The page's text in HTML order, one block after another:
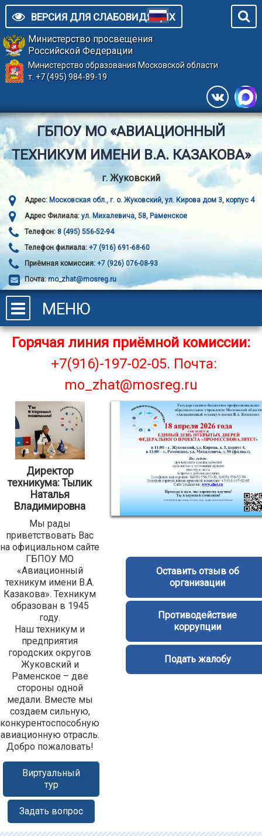
ВЕРСИЯ ДЛЯ СЛАБОВИДЯЩИХ
Министерство просвещения
Российской Федерации
Министерство образования Московской области
т. +7 (495) 984-89-19
ГБПОУ МО «АВИАЦИОННЫЙ
ТЕХНИКУМ ИМЕНИ В.А. КАЗАКОВА»
г. Жуковский
Адрес: Московская обл., г. о. Жуковский, ул. Кирова дом 3, корпус 4
Адрес Филиала: ул. Михалевича, 58, Раменское
Телефон: 8 (495) 556-52-94
Телефон филиала:+7 (916) 691-68-60
Приёмная комиссия: +7 (926) 076-08-93
Почта:mo_zhat@mosreg.ru
МЕНЮ
Горячая линия приёмной комиссии:
+7(916)-197-02-05. Почта:
mo_zhat@mosreg.ru
Директор
техникума: Тылик
Наталья
Владимировна
Мы рады
приветствовать Вас
на официальном сайте
ГБПОУ МО
«Авиационный
техникум имени В.А.
Казакова». Техникум
образован в 1945
году.
Наш техникум и
предприятия
городских округов
Жуковский и
Раменское – две
стороны одной
медали. Вместе мы
создаем сильную,
конкурентоспособную
авиационную отрасль.
Добро пожаловать!
Виртуальный
тур
Задать вопрос
Оставить отзыв об
организации
Противодействие
коррупции
Подать жалобу